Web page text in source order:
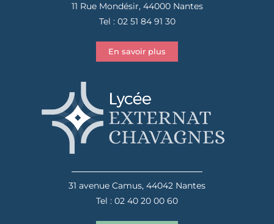
11 Rue Mondésir, 44000 Nantes
Tel : 02 51 84 91 30
En savoir plus
31 avenue Camus, 44042 Nantes
Tel : 02 40 20 00 60